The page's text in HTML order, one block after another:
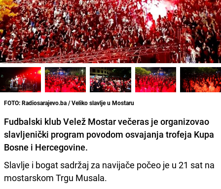
FOTO: Radiosarajevo.ba / Veliko slavlje u Mostaru
Fudbalski klub Velež Mostar večeras je organizovao
slavljenički program povodom osvajanja trofeja Kupa
Bosne i Hercegovine.
Slavlje i bogat sadržaj za navijače počeo je u 21 sat na
mostarskom Trgu Musala.